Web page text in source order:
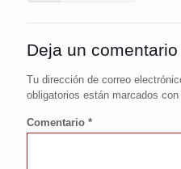
Deja un comentario
Tu dirección de correo
obligatorios están marcados con
Comentario *